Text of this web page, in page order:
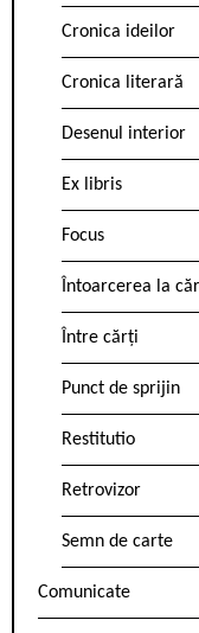
Cronica ideilor
Cronica literară
Desenul interior
Ex libris
Focus
Întoarcerea la
Între cărți
Punct de sprijin
Restitutio
Retrovizor
Semn de carte
Comunicate